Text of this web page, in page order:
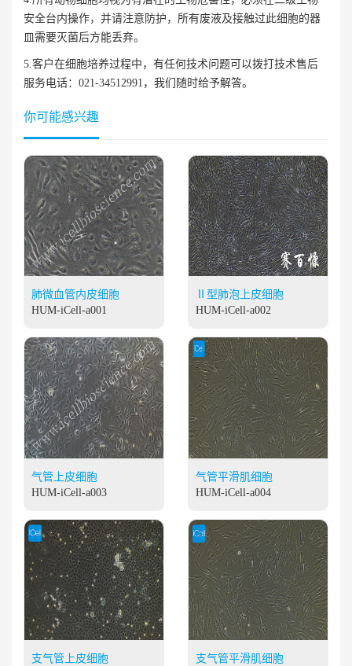
安全台内操作，并请注意防护，所有废液及接触过此细胞的器
皿需要灭菌后方能丢弃。
5.客户在细胞培养过程中，有任何技术问题可以拨打技术售后
服务电话：021-34512991，我们随时给予解答。
你可能感兴趣
肺微血管内皮细胞
HUM-iCell-a001
Ⅱ型肺泡上皮细胞
HUM-iCell-a002
气管上皮细胞
HUM-iCell-a003
气管平滑肌细胞
HUM-iCell-a004
支气管上皮细胞
支气管平滑肌细胞